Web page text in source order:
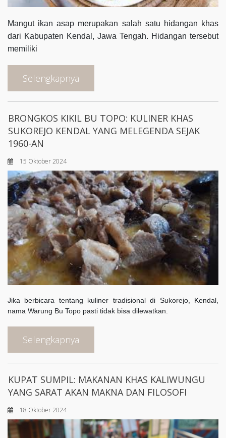
Mangut ikan asap merupakan salah satu hidangan khas
dari Kabupaten Kendal, Jawa Tengah. Hidangan tersebut
memiliki
Selengkapnya
BRONGKOS KIKIL BU TOPO: KULINER KHAS
SUKOREJO KENDAL YANG MELEGENDA SEJAK
1960-AN
15 Oktober 2024
Jika berbicara tentang kuliner tradisional di Sukorejo, Kendal,
nama Warung Bu Topo pasti tidak bisa dilewatkan.
Selengkapnya
KUPAT SUMPIL: MAKANAN KHAS KALIWUNGU
YANG SARAT AKAN MAKNA DAN FILOSOFI
18 Oktober 2024